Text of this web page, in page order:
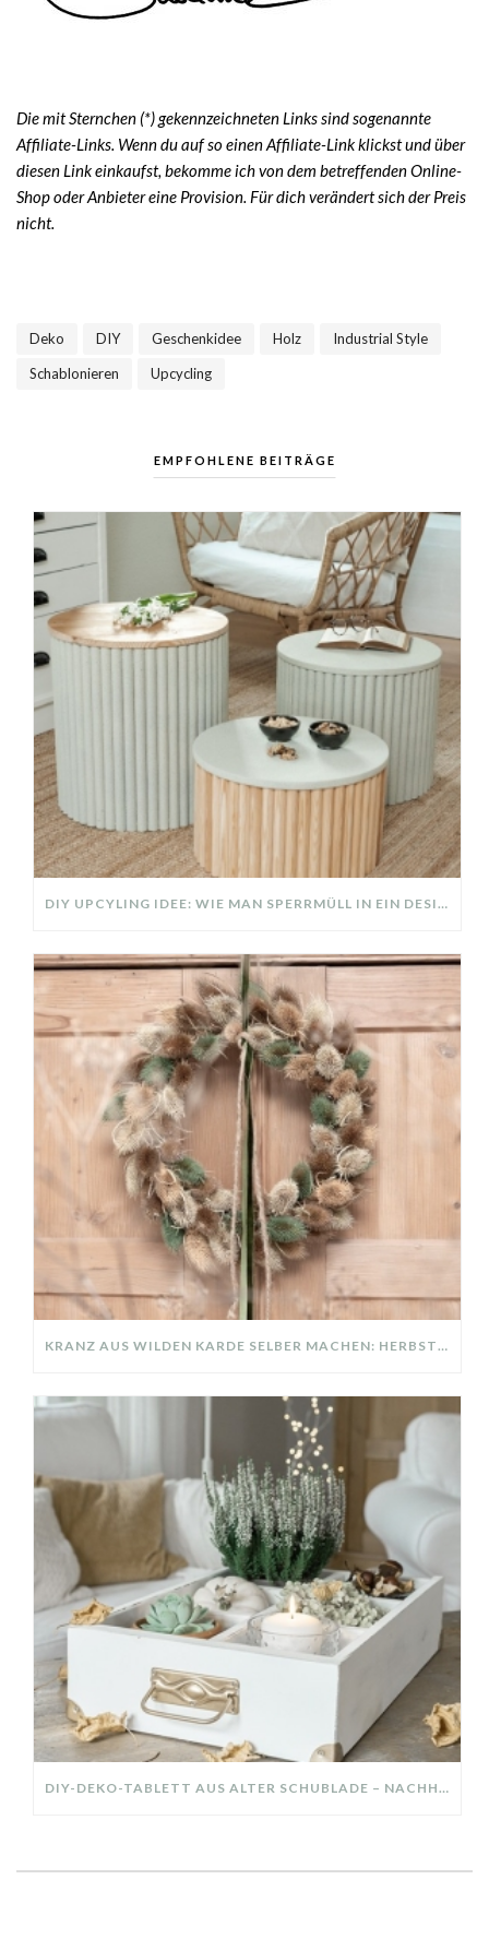
Die mit Sternchen (*) gekennzeichneten Links sind sogenannte
Affiliate-Links. Wenn du auf so einen Affiliate-Link klickst und über
diesen Link einkaufst, bekomme ich von dem betreffenden Online-
Shop oder Anbieter eine Provision. Für dich verändert sich der Preis
nicht.
Deko DIY Geschenkidee Holz Industrial Style
Schablonieren Upcycling
EMPFOHLENE BEITRÄGE
DIY UPCYLING IDEE: WIE MAN SPERRMÜLL IN EIN DESIGNER TEIL VERWANDELT
KRANZ AUS WILDEN KARDE SELBER MACHEN: HERBSTDEKO GANZ EINFACH
DIY-DEKO-TABLETT AUS ALTER SCHUBLADE – NACHHALTIGE HERBSTDEKO SELBER MACHEN!